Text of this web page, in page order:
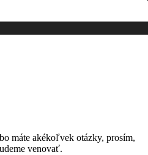
máte akékoľvek otázky, prosím,
venovať.